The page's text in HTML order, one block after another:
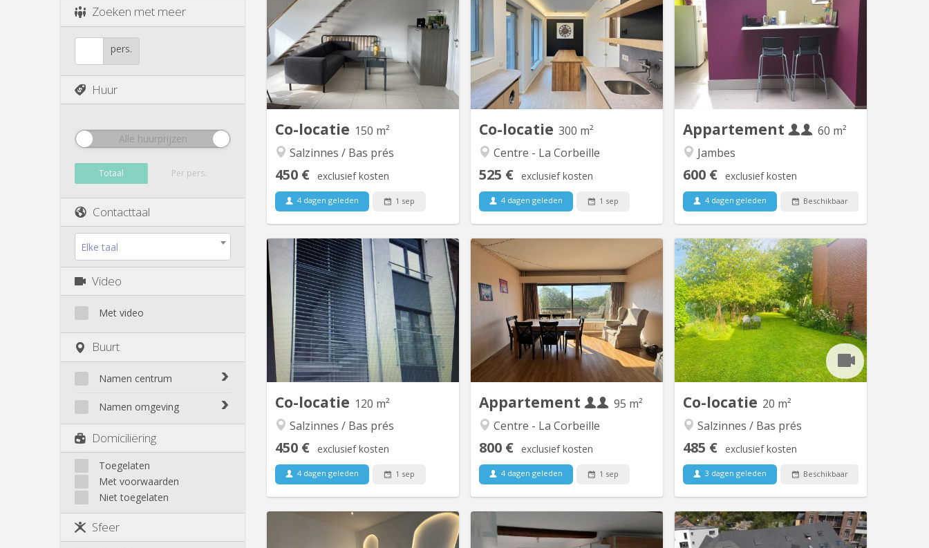
Zoeken met meer
pers.
Huur
Alle huurprijzen
Totaal Per pers.
Contacttaal
Elke taal
Video
Met video
Buurt
Namen centrum
Bomel-Heuvy
Citadelle / La Plante
Herbatte / Moulin à vent
Jambes
Salzinnes / Bas prés
Sources / St Servais / Trois
Namen omgeving
Champion
Flawinne
Malonne
Montagne
Velaine
Domiciliëring
Toegelaten
Met voorwaarden
Niet toegelaten
Sfeer
Co-locatie 150 m²
Salzinnes / Bas prés
450 € exclusief kosten
4 dagen geleden 1 sep
Très grand duplex récent situé Rue
juppin 25 à Salzinnes. Colocation plutôt
calme, sérieuse car le duplex se situe
dans un immeuble de standing. Deux
chambres de disponibles pour
septembre 2026 dont une grande avec
dressing privé. Il y a une salle-de-
douche, une salle-de-bain, deux wc,
Co-locatie 300 m²
Centre - La Corbeille
525 € exclusief kosten
4 dagen geleden 1 sep
Maison entièrement rénovée (janvier
2026) et pensée pour accueillir une
colocation dans les meilleures
conditions ! Une cuisine XXL,
fonctionnelle, propre et de qualité !
Chacun y trouvera sa place pour faire
son petit plat ou préparer des grands
diners. Tout est fourni ! Un jardin cosy
Appartement
60 m²
Jambes
600 € exclusief kosten
4 dagen geleden Beschikbaar
Appartement entièrement meublé et
autonome au dessus d'une habitation
familiale à Jambes (centre-ville).
Ambiance calme et studieuse. Location
pour deux étudiant(e)s. 2 chambres -
Grand salon - Cuisine entièrement
équipée - Salle de bain avec douche et
WC - TV et Internet. Facilités de
Co-locatie 120 m²
Salzinnes / Bas prés
450 € exclusief kosten
4 dagen geleden 1 sep
KN 5857
Très beau duplex comprenant 3
chambres dont une avec un coin
douche/évier privé, un séjour, une
cuisine équipée, une salle de bains, 2
wc
Appartement
95 m²
Centre - La Corbeille
800 € exclusief kosten
4 dagen geleden 1 sep
KN 5844
Appartement (PEB B) situé en plein
coeur de Namur, en face du parc
Louise-Marie, à deux pas des Facultés
de Namur. Outre ces deux chambres, il
développe une superfice de +/-95m². Il
compte également une terrasse.
L'immeuble est équipé d'un ascenseur.
Situé au 5ème étage, il offre une...
Co-locatie 20 m²
Salzinnes / Bas prés
485 € exclusief kosten
3 dagen geleden Beschikbaar
KN 4177
Cette maison à partagée fraîchement
rénovée en juillet 2024 pour étudiants
ou jeunes travailleurs lumineux et
calme, donne sur un spacieux jardin
agrémenté de 3 grands cerisiers. Situé
non loin de l'hôpital Saint-Elisabeth, de
différentes écoles supérieures et du
centre de Namur et toutes...
KN 5436 KN 5223 KN 4911